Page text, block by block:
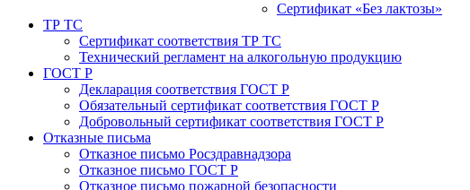
Сертификат «Без лактозы»
ТР ТС
Сертификат соответствия ТР ТС
Технический регламент на алкогольную продукцию
ГОСТ Р
Декларация соответствия ГОСТ Р
Обязательный сертификат соответствия ГОСТ Р
Добровольный сертификат соответствия ГОСТ Р
Отказные письма
Отказное письмо Росздравнадзора
Отказное письмо ГОСТ Р
Отказное письмо пожарной безопасности